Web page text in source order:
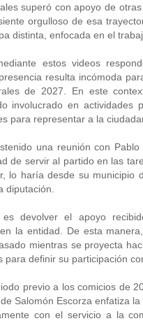
superó con apoyo de
orgulloso de esa
distinta, enfocada en el
estos videos
resulta incómoda
de 2027. En este
involucrado en
para representar a la
una reunión con
de servir al partido en las
lo haría desde su municipio
diputación.
devolver el apoyo
la entidad. De esta
mientras se proyecta
definir su participación
previo a los comicios de
Salomón Escorza enfatiza
con el servicio a la